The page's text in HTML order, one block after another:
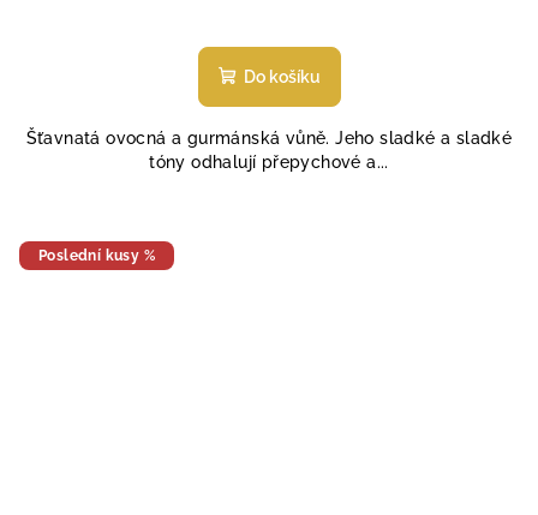
hodnocení
produktu
z
5
Do košíku
Šťavnatá ovocná a gurmánská vůně. Jeho sladké a sladké
tóny odhalují přepychové a...
Poslední kusy %